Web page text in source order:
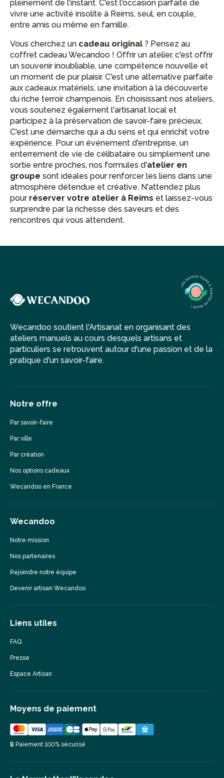
pleinement de l'instant. C'est l'occasion parfaite de
vivre une activité insolite à Reims, seul, en couple,
entre amis ou même en famille.
Vous cherchez un cadeau original ? Pensez au
coffret cadeau Wecandoo ! Offrir un atelier, c'est offrir
un souvenir inoubliable, une compétence nouvelle et
un moment de pur plaisir. C'est une alternative parfaite
aux cadeaux matériels, une invitation à la découverte
du riche terroir champenois. En choisissant nos ateliers,
vous soutenez également l'artisanat local et
participez à la préservation de savoir-faire précieux.
C'est une démarche qui a du sens et qui enrichit votre
expérience. Pour un événement d'entreprise, un
enterrement de vie de célibataire ou simplement une
sortie entre proches, nos formules d'atelier en
groupe sont idéales pour renforcer les liens dans une
atmosphère détendue et créative. N'attendez plus
pour réserver votre atelier à Reims et laissez-vous
surprendre par la richesse des saveurs et des
rencontres qui vous attendent.
Wecandoo soutient l'Artisanat en organisant des
ateliers manuels au cours desquels artisans et
particuliers se retrouvent autour d'une passion et de la
pratique d'un savoir-faire.
Notre offre
Par savoir-faire
Par ville
Par création
Nos options cadeaux
Wecandoo en France
Wecandoo
Notre mission
Nos partenaires
Rejoindre notre équipe
Devenir artisan Wecandoo
Liens utiles
FAQ
Presse
Espace Artisan
Moyens de paiement
🔒 Paiement 100% sécurisé